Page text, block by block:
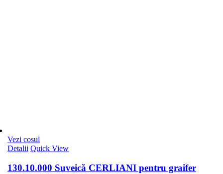
Vezi cosul
Detalii Quick View
130.10.000 Suveică CERLIANI pentru graifer